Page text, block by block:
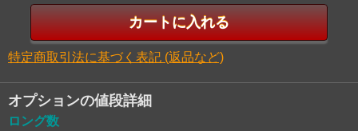
特定商取引法に基づく表記 (返品など)
オプションの値段詳細
ロング数